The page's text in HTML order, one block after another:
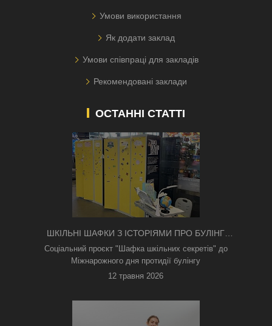
Умови використання
Як додати заклад
Умови співпраці для закладів
Рекомендовані заклади
ОСТАННІ СТАТТІ
ШКІЛЬНІ ШАФКИ З ІСТОРІЯМИ ПРО БУЛІНГ
З'ЯВИЛИСЯ В КИЄВІ
Соціальний проєкт "Шафка шкільних секретів" до
Міжнарожного дня протидії булінгу
12 травня 2026